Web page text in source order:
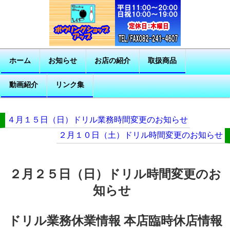
ホーム お知らせ お店の紹介 取扱商品
動画紹介 リンク集
４月１５日（日）ドリル業務時間変更のお知らせ
２月１０日（土）ドリル時間変更のお知らせ
２月２５日（日）ドリル時間変更のお
知らせ
ドリル業務休業情報 本店臨時休店情報